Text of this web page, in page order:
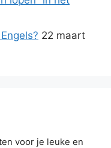
22 maart
voor je leuke en